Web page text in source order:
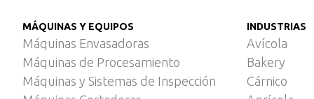
MÁQUINAS Y EQUIPOS
Máquinas Envasadoras
Máquinas de Procesamiento
Máquinas y Sistemas de Inspección
INDUSTRIAS
Avícola
Bakery
Cárnico